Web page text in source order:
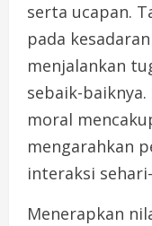
serta ucapan.
pada
menjalankan
sebaik-
moral
mengarahkan
interaksi
Menerapkan